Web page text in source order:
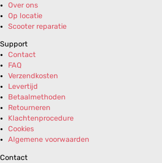
Over ons
Op locatie
Scooter reparatie
Support
Contact
FAQ
Verzendkosten
Levertijd
Betaalmethoden
Retourneren
Klachtenprocedure
Cookies
Algemene voorwaarden
Contact